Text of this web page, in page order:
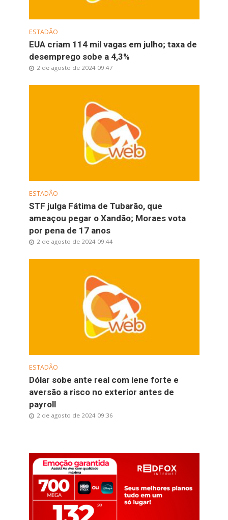
ESTADÃO
EUA criam 114 mil vagas em julho; taxa de
desemprego sobe a 4,3%
2 de agosto de 2024 09:47
ESTADÃO
STF julga Fátima de Tubarão, que
ameaçou pegar o Xandão; Moraes vota
por pena de 17 anos
2 de agosto de 2024 09:44
ESTADÃO
Dólar sobe ante real com iene forte e
aversão a risco no exterior antes de
payroll
2 de agosto de 2024 09:36